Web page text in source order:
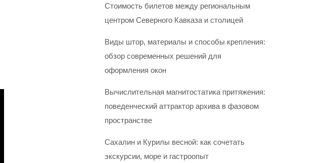
Стоимость билетов между региональным
центром Северного Кавказа и столицей
Виды штор, материалы и способы крепления:
обзор современных решений для
оформления окон
Вычислительная магнитостатика притяжения:
поведенческий аттрактор архива в фазовом
пространстве
Сахалин и Курилы весной: как сочетать
экскурсии, море и гастроопыт